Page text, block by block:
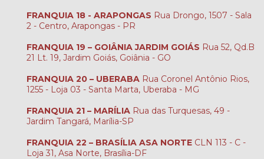
FRANQUIA 18 - ARAPONGAS Rua Drongo, 1507 - Sala
2 - Centro, Arapongas - PR
FRANQUIA 19 – GOIÂNIA JARDIM GOIÁS Rua 52, Qd.B
21 Lt. 19, Jardim Goiás, Goiânia - GO
FRANQUIA 20 – UBERABA Rua Coronel Antônio Rios,
1255 - Loja 03 - Santa Marta, Uberaba - MG
FRANQUIA 21 – MARÍLIA Rua das Turquesas, 49 -
Jardim Tangará, Marília-SP
FRANQUIA 22 – BRASÍLIA ASA NORTE CLN 113 - C -
Loja 31, Asa Norte, Brasília-DF